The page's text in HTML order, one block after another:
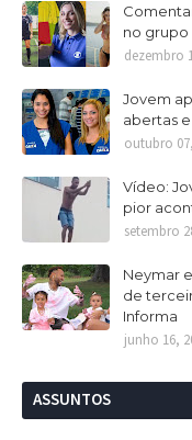
no grupo
dezembro
Jovem
abertas e
outubro
Vídeo:
pior
setembro
Neymar
de
Informa
junho 16,
ASSUNTOS